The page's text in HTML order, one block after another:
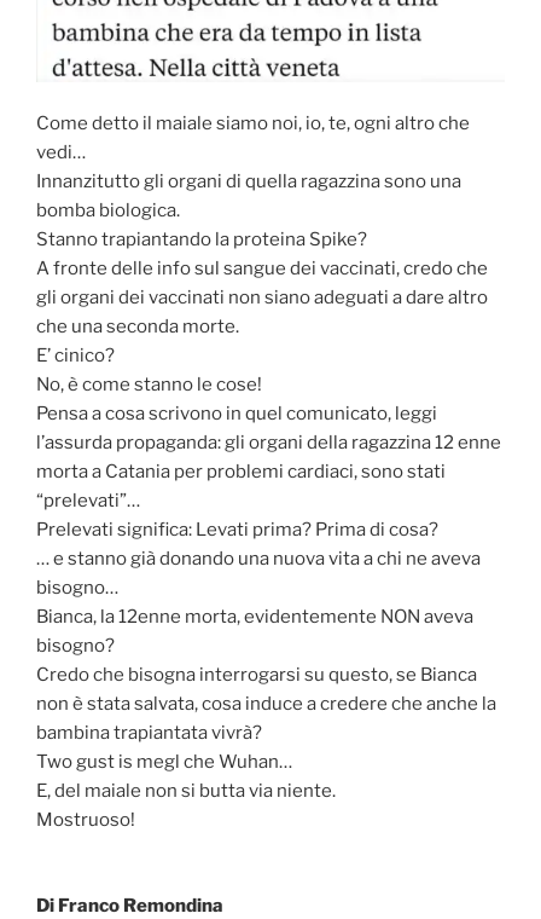
Come detto il maiale siamo noi, io, te, ogni altro che
vedi…
Innanzitutto gli organi di quella ragazzina sono una
bomba biologica.
Stanno trapiantando la proteina Spike?
A fronte delle info sul sangue dei vaccinati, credo che
gli organi dei vaccinati non siano adeguati a dare altro
che una seconda morte.
E’ cinico?
No, è come stanno le cose!
Pensa a cosa scrivono in quel comunicato, leggi
l’assurda propaganda: gli organi della ragazzina 12 enne
morta a Catania per problemi cardiaci, sono stati
“prelevati”…
Prelevati significa: Levati prima? Prima di cosa?
… e stanno già donando una nuova vita a chi ne aveva
bisogno…
Bianca, la 12enne morta, evidentemente NON aveva
bisogno?
Credo che bisogna interrogarsi su questo, se Bianca
non è stata salvata, cosa induce a credere che anche la
bambina trapiantata vivrà?
Two gust is megl che Wuhan…
E, del maiale non si butta via niente.
Mostruoso!
Di Franco Remondina